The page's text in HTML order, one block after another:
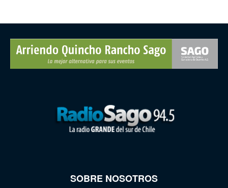
SOBRE NOSOTROS